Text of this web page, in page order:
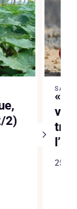
SANTÉ
« Au
vies
trois